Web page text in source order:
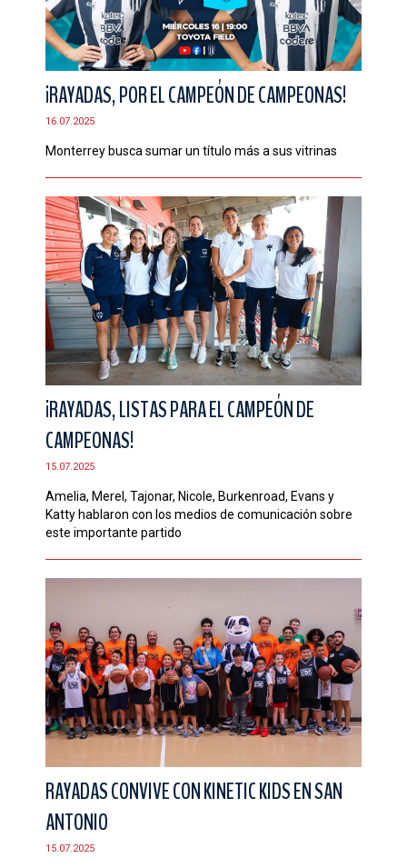
¡RAYADAS, POR EL CAMPEÓN DE CAMPEONAS!
16.07.2025
Monterrey busca sumar un título más a sus vitrinas
¡RAYADAS, LISTAS PARA EL CAMPEÓN DE
CAMPEONAS!
15.07.2025
Amelia, Merel, Tajonar, Nicole, Burkenroad, Evans y
Katty hablaron con los medios de comunicación sobre
este importante partido
RAYADAS CONVIVE CON KINETIC KIDS EN SAN
ANTONIO
15.07.2025